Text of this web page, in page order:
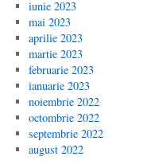
iunie 2023
mai 2023
aprilie 2023
martie 2023
februarie 2023
ianuarie 2023
noiembrie 2022
octombrie 2022
septembrie 2022
august 2022